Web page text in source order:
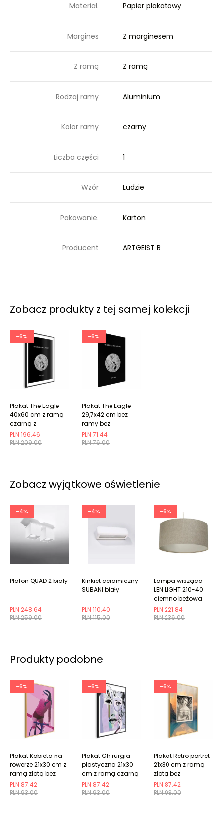
Materiał. Papier plakatowy
Margines Z marginesem
Z ramą Z ramą
Rodzaj ramy Aluminium
Kolor ramy czarny
Liczba części 1
Wzór Ludzie
Pakowanie. Karton
Producent ARTGEIST B
Zobacz produkty z tej samej kolekcji
-6%
PLN 209.00
PLN 196.46
Plakat The Eagle
40x60 cm z ramą
czarną z
marginesem
-6%
PLN 76.00
PLN 71.44
Plakat The Eagle
29,7x42 cm bez
ramy bez
marginesu
Zobacz wyjątkowe oświetlenie
-4%
PLN 259.00
PLN 248.64
Plafon QUAD 2 biały
-4%
PLN 115.00
PLN 110.40
Kinkiet ceramiczny
SUBANI biały
-6%
PLN 236.00
PLN 221.84
Lampa wisząca
LEN LIGHT 210-40
ciemno beżowa
Produkty podobne
-6%
PLN 93.00
PLN 87.42
Plakat Kobieta na
rowerze 21x30 cm z
ramą złotą bez
marginesu
-6%
PLN 93.00
PLN 87.42
Plakat Chirurgia
plastyczna 21x30
cm z ramą czarną
bez marginesu
-6%
PLN 93.00
PLN 87.42
Plakat Retro portret
21x30 cm z ramą
złotą bez
marginesu